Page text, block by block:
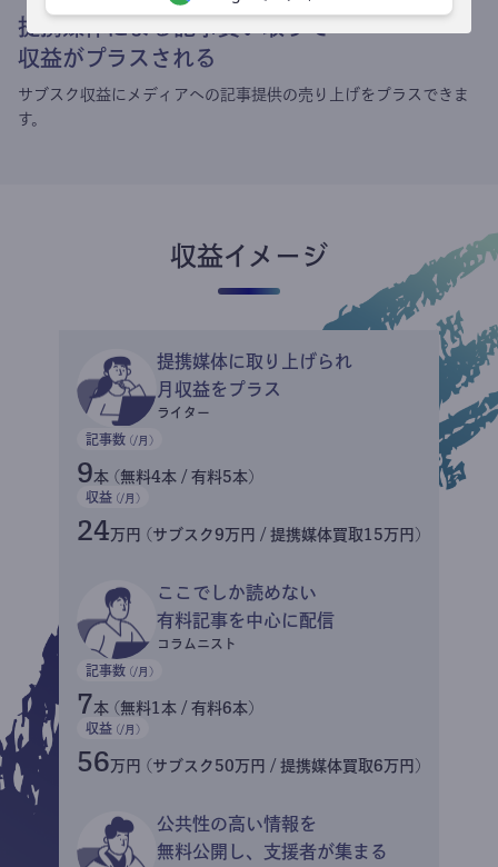
提携媒体による記事買い取りで
収益がプラスされる
サブスク収益にメディアへの記事提供の売り上げをプラスできま
す。
収益イメージ
提携媒体に取り上げられ
月収益をプラス
ライター
記事数 (/月)
9本 (無料4本 / 有料5本)
収益 (/月)
24万円 (サブスク9万円 / 提携媒体買取15万円)
ここでしか読めない
有料記事を中心に配信
コラムニスト
記事数 (/月)
7本 (無料1本 / 有料6本)
収益 (/月)
56万円 (サブスク50万円 / 提携媒体買取6万円)
公共性の高い情報を
無料公開し、支援者が集まる